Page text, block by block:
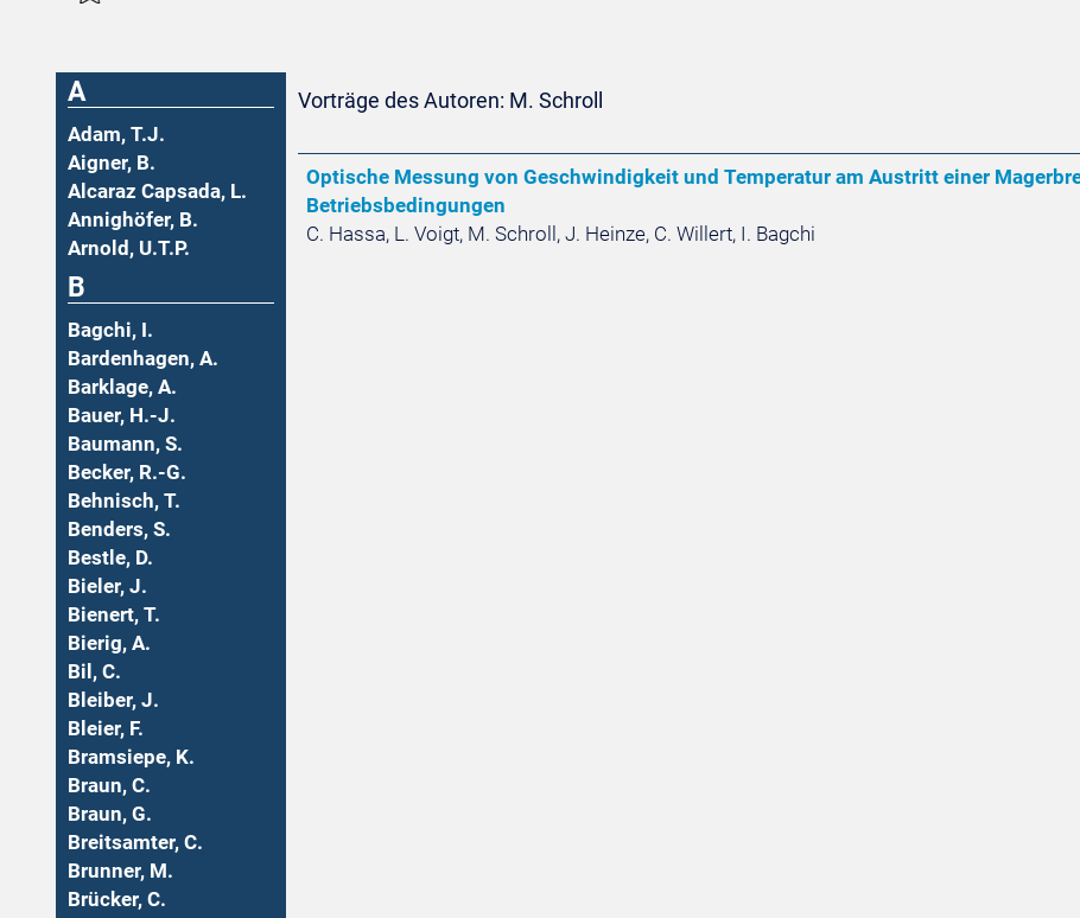
A
Adam, T.J.
Aigner, B.
Alcaraz Capsada, L.
Annighöfer, B.
Arnold, U.T.P.
B
Bagchi, I.
Bardenhagen, A.
Barklage, A.
Bauer, H.-J.
Baumann, S.
Becker, R.-G.
Behnisch, T.
Benders, S.
Bestle, D.
Bieler, J.
Bienert, T.
Bierig, A.
Bil, C.
Bleiber, J.
Bleier, F.
Bramsiepe, K.
Braun, C.
Braun, G.
Breitsamter, C.
Brunner, M.
Brücker, C.
Vorträge des Autoren: M. Schroll
Optische Messung von Geschwindigkeit und Temperatur am Austritt einer
Betriebsbedingungen
C. Hassa, L. Voigt, M. Schroll, J. Heinze, C. Willert, I. Bagchi